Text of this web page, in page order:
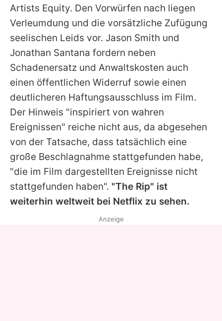
Artists Equity. Den Vorwürfen nach liegen
Verleumdung und die vorsätzliche Zufügung
seelischen Leids vor. Jason Smith und
Jonathan Santana fordern neben
Schadenersatz und Anwaltskosten auch
einen öffentlichen Widerruf sowie einen
deutlicheren Haftungsausschluss im Film.
Der Hinweis "inspiriert von wahren
Ereignissen" reiche nicht aus, da abgesehen
von der Tatsache, dass tatsächlich eine
große Beschlagnahme stattgefunden habe,
"die im Film dargestellten Ereignisse nicht
stattgefunden haben". "The Rip" ist
weiterhin weltweit bei Netflix zu sehen.
Anzeige